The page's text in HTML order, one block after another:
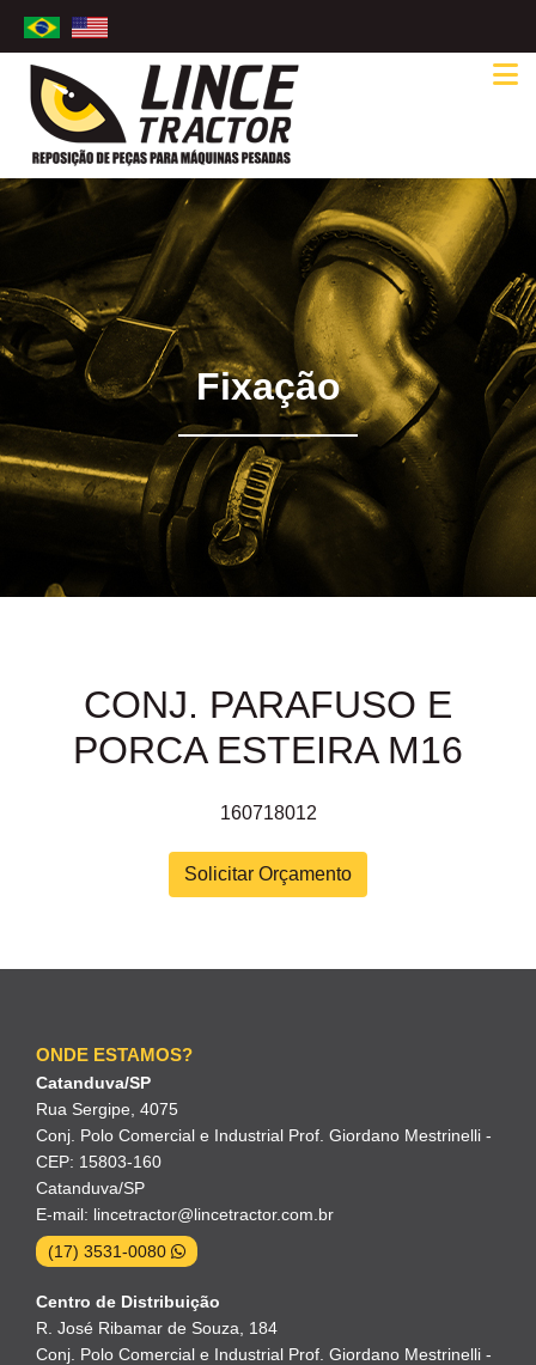
Fixação
CONJ. PARAFUSO E
PORCA ESTEIRA M16
160718012
Solicitar Orçamento
ONDE ESTAMOS?
Catanduva/SP
Rua Sergipe, 4075
Conj. Polo Comercial e Industrial Prof. Giordano Mestrinelli -
CEP: 15803-160
Catanduva/SP
E-mail: lincetractor@lincetractor.com.br
(17) 3531-0080
Centro de Distribuição
R. José Ribamar de Souza, 184
Conj. Polo Comercial e Industrial Prof. Giordano Mestrinelli -